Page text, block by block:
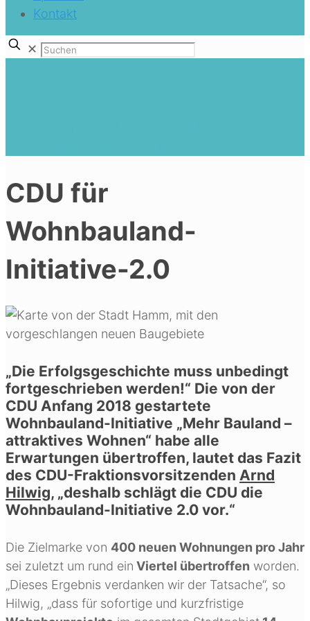
Kontakt
✕
CDU für
Wohnbauland-
Initiative-2.0
„Die Erfolgsgeschichte muss unbedingt
fortgeschrieben werden!“ Die von der
CDU Anfang 2018 gestartete
Wohnbauland-Initiative „Mehr Bauland –
attraktives Wohnen“ habe alle
Erwartungen übertroffen, lautet das Fazit
des CDU-Fraktionsvorsitzenden Arnd
Hilwig, „deshalb schlägt die CDU die
Wohnbauland-Initiative 2.0 vor.“
Die Zielmarke von 400 neuen Wohnungen pro Jahr
sei zuletzt um rund ein Viertel übertroffen worden.
„Dieses Ergebnis verdanken wir der Tatsache“, so
Hilwig, „dass für sofortige und kurzfristige